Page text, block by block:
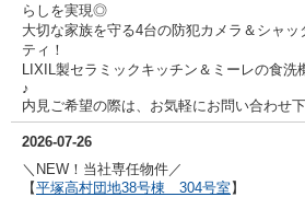
らしを実現◎
大切な家族を守る4台の防犯カメラ＆シャッ
ティ！
LIXIL製セラミックキッチン＆ミーレの食洗
♪
内見ご希望の際は、お気軽にお問い合わせ
2026-07-26
＼NEW！当社専任物件／
【平塚高村団地38号棟 304号室】